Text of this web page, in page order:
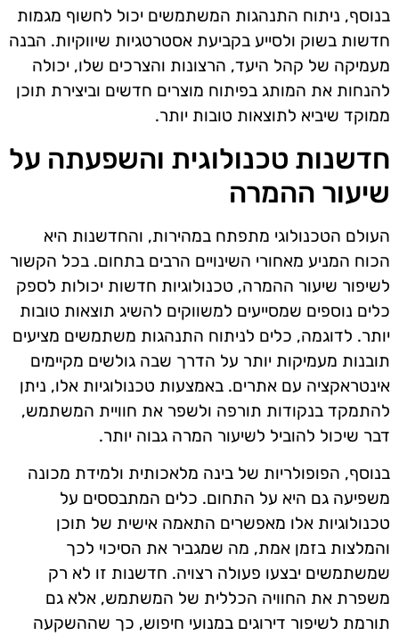
בנוסף, ניתוח התנהגות המשתמשים יכול לחשוף מגמות
חדשות בשוק ולסייע בקביעת אסטרטגיות שיווקיות. הבנה
מעמיקה של קהל היעד, הרצונות והצרכים שלו, יכולה
להנחות את המותג בפיתוח מוצרים חדשים וביצירת תוכן
ממוקד שיביא לתוצאות טובות יותר.
חדשנות טכנולוגית והשפעתה על
שיעור ההמרה
העולם הטכנולוגי מתפתח במהירות, והחדשנות היא
הכוח המניע מאחורי השינויים הרבים בתחום. בכל הקשור
לשיפור שיעור ההמרה, טכנולוגיות חדשות יכולות לספק
כלים נוספים שמסייעים למשווקים להשיג תוצאות טובות
יותר. לדוגמה, כלים לניתוח התנהגות משתמשים מציעים
תובנות מעמיקות יותר על הדרך שבה גולשים מקיימים
אינטראקציה עם אתרים. באמצעות טכנולוגיות אלו, ניתן
להתמקד בנקודות תורפה ולשפר את חוויית המשתמש,
דבר שיכול להוביל לשיעור המרה גבוה יותר.
בנוסף, הפופולריות של בינה מלאכותית ולמידת מכונה
משפיעה גם היא על התחום. כלים המתבססים על
טכנולוגיות אלו מאפשרים התאמה אישית של תוכן
והמלצות בזמן אמת, מה שמגביר את הסיכוי לכך
שמשתמשים יבצעו פעולה רצויה. חדשנות זו לא רק
משפרת את החוויה הכללית של המשתמש, אלא גם
תורמת לשיפור דירוגים במנועי חיפוש, כך שההשקעה